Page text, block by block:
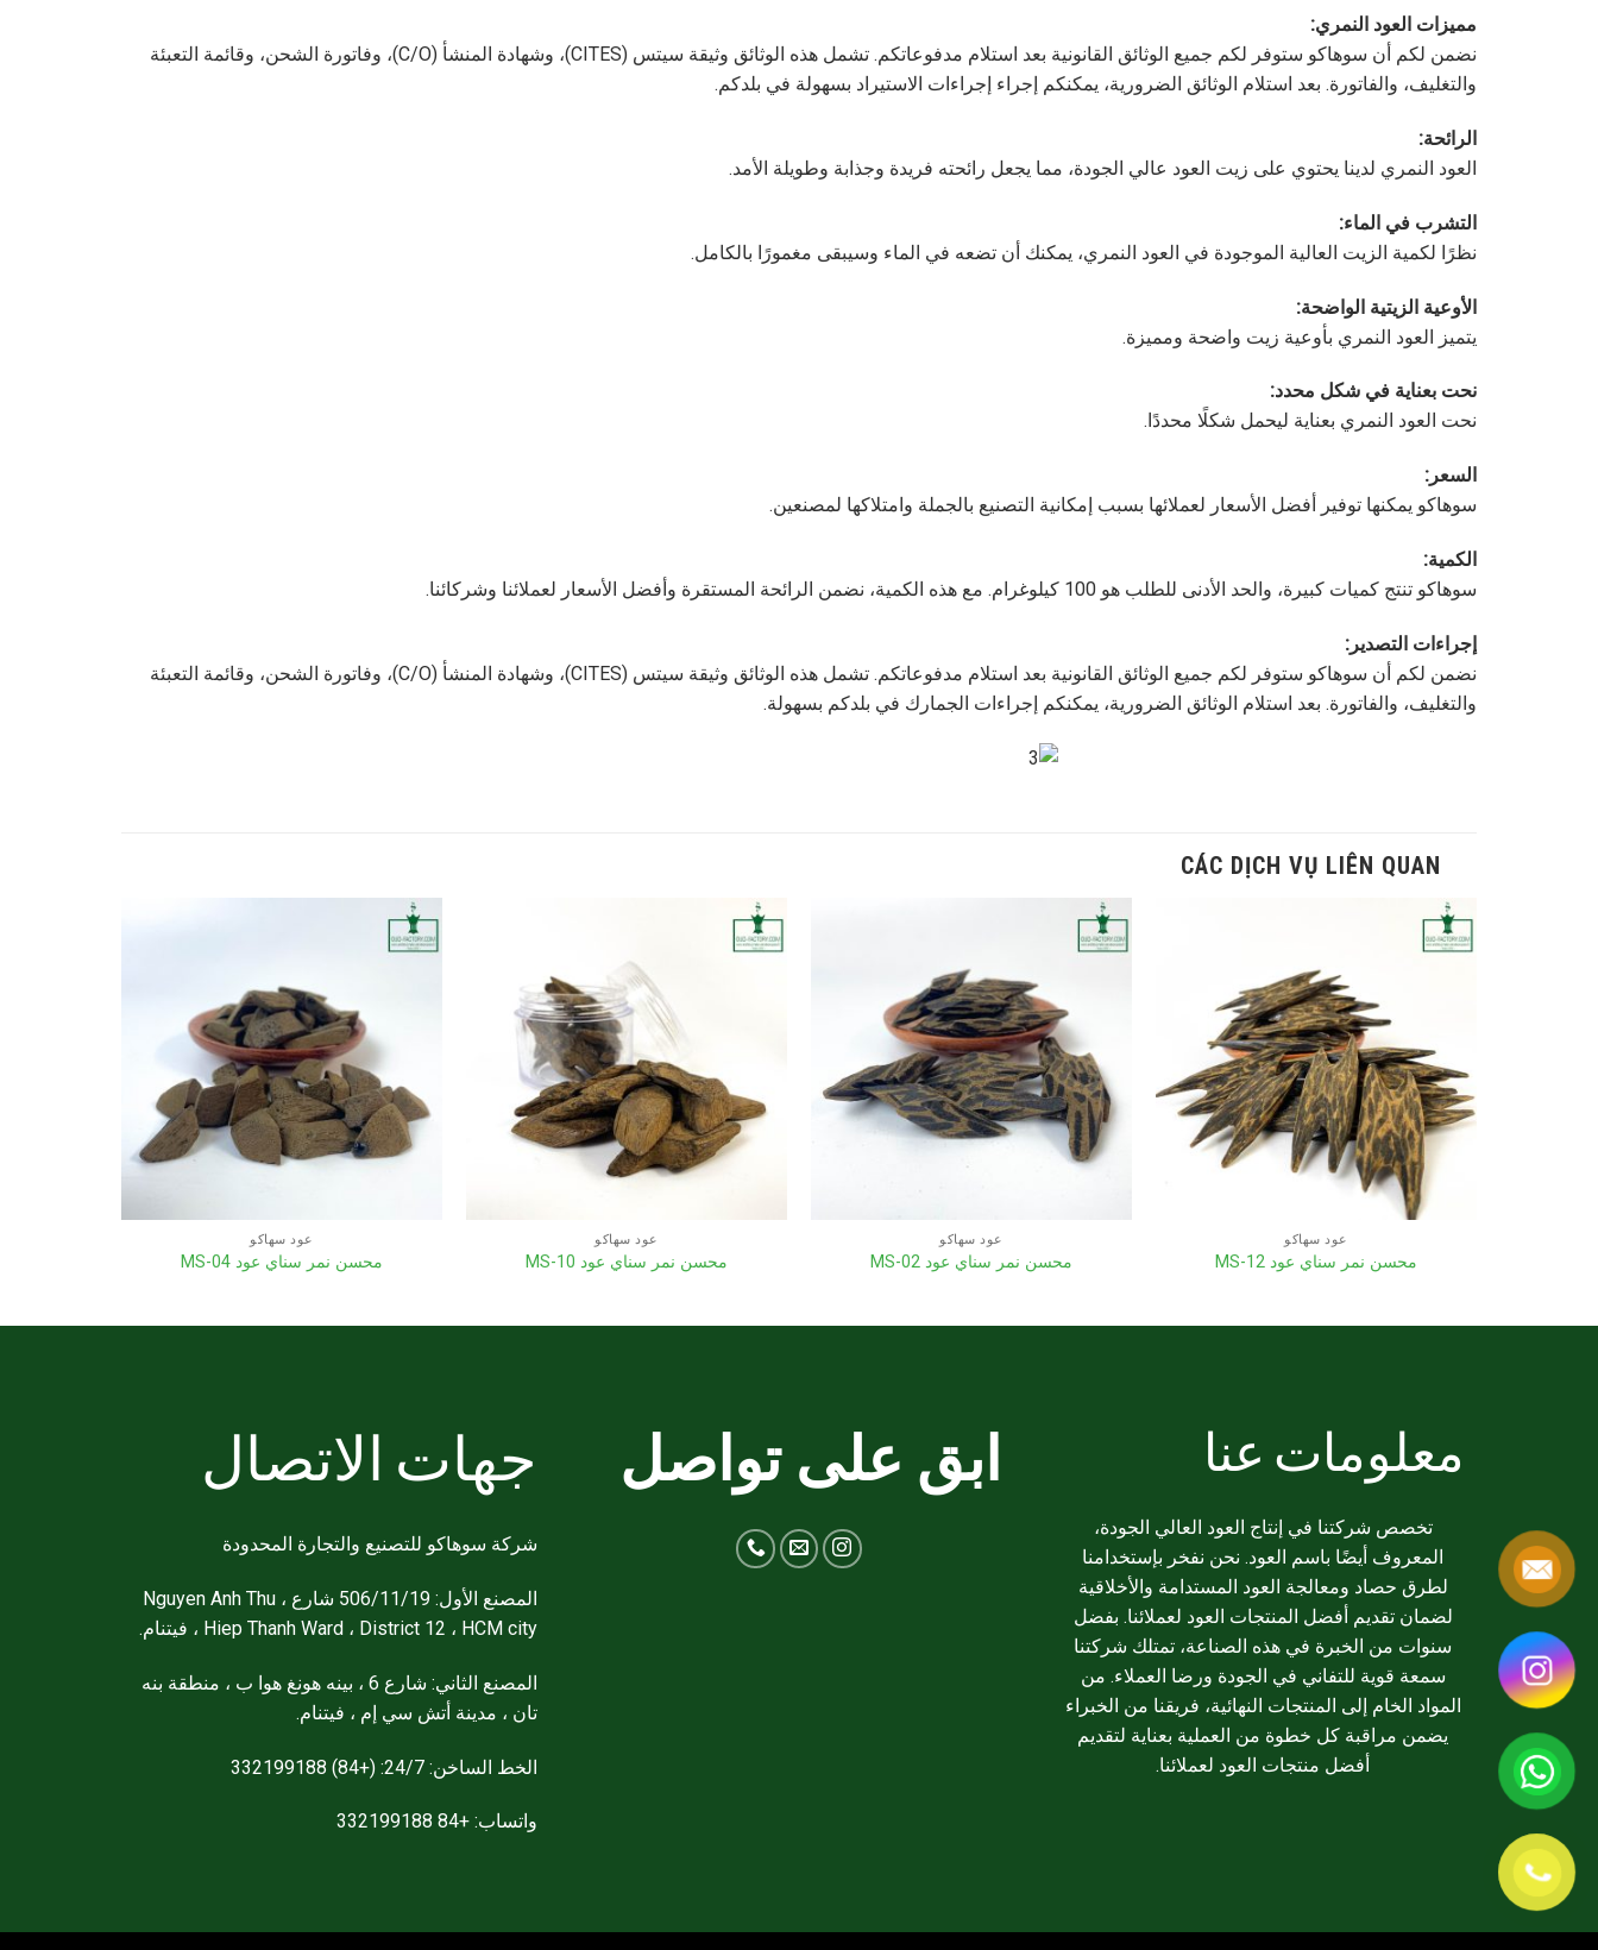
مميزات العود النمري:
نضمن لكم أن سوهاكو ستوفر لكم جميع الوثائق القانونية بعد استلام مدفوعاتكم. تشمل هذه الوثائق وثيقة سيتس (CITES)، وشهادة المنشأ (C/O)، وفاتورة الشحن، وقائمة التعبئة
والتغليف، والفاتورة. بعد استلام الوثائق الضرورية، يمكنكم إجراء إجراءات الاستيراد بسهولة في بلدكم.
الرائحة:
العود النمري لدينا يحتوي على زيت العود عالي الجودة، مما يجعل رائحته فريدة وجذابة وطويلة الأمد.
التشرب في الماء:
نظرًا لكمية الزيت العالية الموجودة في العود النمري، يمكنك أن تضعه في الماء وسيبقى مغمورًا بالكامل.
الأوعية الزيتية الواضحة:
يتميز العود النمري بأوعية زيت واضحة ومميزة.
نحت بعناية في شكل محدد:
نحت العود النمري بعناية ليحمل شكلًا محددًا.
السعر:
سوهاكو يمكنها توفير أفضل الأسعار لعملائها بسبب إمكانية التصنيع بالجملة وامتلاكها لمصنعين.
الكمية:
سوهاكو تنتج كميات كبيرة، والحد الأدنى للطلب هو 100 كيلوغرام. مع هذه الكمية، نضمن الرائحة المستقرة وأفضل الأسعار لعملائنا وشركائنا.
إجراءات التصدير:
نضمن لكم أن سوهاكو ستوفر لكم جميع الوثائق القانونية بعد استلام مدفوعاتكم. تشمل هذه الوثائق وثيقة سيتس (CITES)، وشهادة المنشأ (C/O)، وفاتورة الشحن، وقائمة التعبئة
والتغليف، والفاتورة. بعد استلام الوثائق الضرورية، يمكنكم إجراءات الجمارك في بلدكم بسهولة.
CÁC DỊCH VỤ LIÊN QUAN
عود سهاكو
محسن نمر سناي عود MS-12
عود سهاكو
محسن نمر سناي عود MS-02
عود سهاكو
محسن نمر سناي عود MS-10
عود سهاكو
محسن نمر سناي عود MS-04
معلومات عنا
تخصص شركتنا في إنتاج العود العالي الجودة،
المعروف أيضًا باسم العود. نحن نفخر بإستخدامنا
لطرق حصاد ومعالجة العود المستدامة والأخلاقية
لضمان تقديم أفضل المنتجات العود لعملائنا. بفضل
سنوات من الخبرة في هذه الصناعة، تمتلك شركتنا
سمعة قوية للتفاني في الجودة ورضا العملاء. من
المواد الخام إلى المنتجات النهائية، فريقنا من الخبراء
يضمن مراقبة كل خطوة من العملية بعناية لتقديم
أفضل منتجات العود لعملائنا.
ابق على تواصل جهات الاتصال
شركة سوهاكو للتصنيع والتجارة المحدودة
المصنع الأول: 506/11/19 شارع Nguyen Anh Thu ،
Hiep Thanh Ward ، District 12 ، HCM city ، فيتنام.
المصنع الثاني: شارع 6 ، بينه هونغ هوا ب ، منطقة بنه
تان ، مدينة أتش سي إم ، فيتنام.
الخط الساخن: 24/7: (+84) 332199188
واتساب: +84 332199188